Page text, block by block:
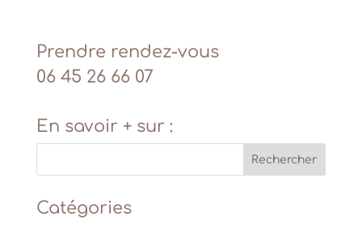
Prendre rendez-vous
06 45 26 66 07
En savoir + sur :
Catégories